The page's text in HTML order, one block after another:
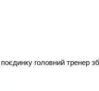
головний тренер